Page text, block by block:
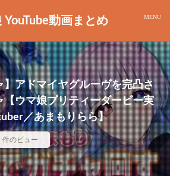
YouTube動画まとめ
】アドマイヤグルーヴを完凸さ
【ウマ娘プリティーダービー実
／あまもりらら】
件のビュー